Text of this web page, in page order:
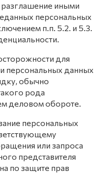
иными
персональных
п.п. 5.2. и 5.3.
для
персональных данных
обычно
рода
деловом обороте.
персональных
или запроса
представителя
по защите прав